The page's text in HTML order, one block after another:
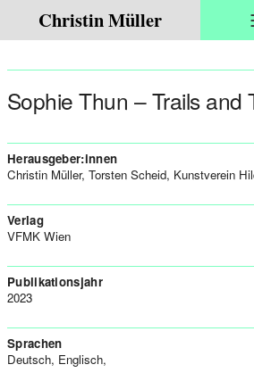
Christin Müller
Sophie Thun – Trails and
Herausgeber:innen
Christin Müller, Torsten Scheid, Kunstverein
Verlag
VFMK Wien
Publikationsjahr
2023
Sprachen
Deutsch, Englisch,